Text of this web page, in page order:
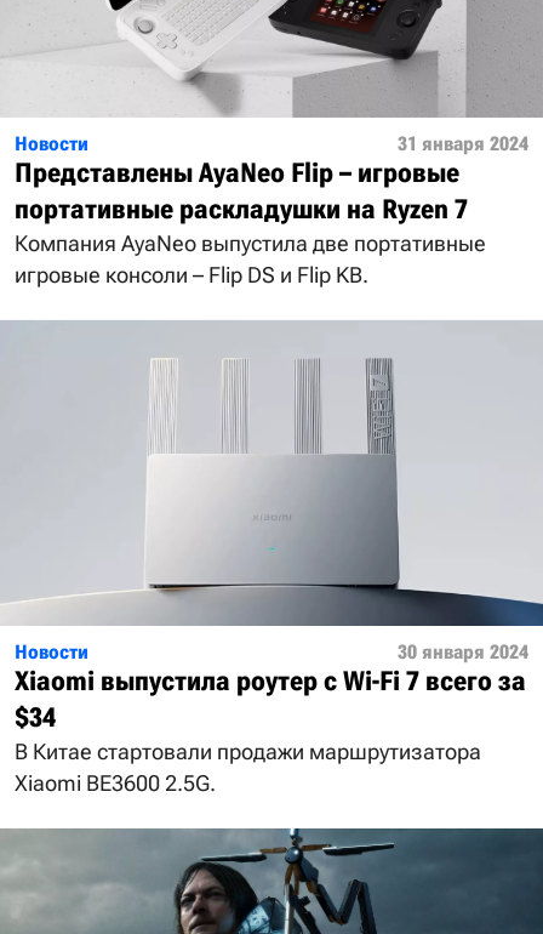
Новости 31 января 2024
Представлены AyaNeo Flip – игровые
портативные раскладушки на Ryzen 7
Компания AyaNeo выпустила две портативные
игровые консоли – Flip DS и Flip KB.
Новости 30 января 2024
Xiaomi выпустила роутер с Wi-Fi 7 всего за
$34
В Китае стартовали продажи маршрутизатора
Xiaomi BE3600 2.5G.